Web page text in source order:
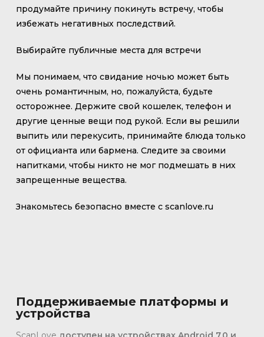
продумайте причину покинуть встречу, чтобы
избежать негативных последствий.
Выбирайте публичные места для встречи
Мы понимаем, что свидание ночью может быть
очень романтичным, но, пожалуйста, будьте
осторожнее. Держите свой кошелек, телефон и
другие ценные вещи под рукой. Если вы решили
выпить или перекусить, принимайте блюда только
от официанта или бармена. Следите за своими
напитками, чтобы никто не мог подмешать в них
запрещенные вещества.
Знакомьтесь безопасно вместе с scanlove.ru
Поддерживаемые платформы и
устройства